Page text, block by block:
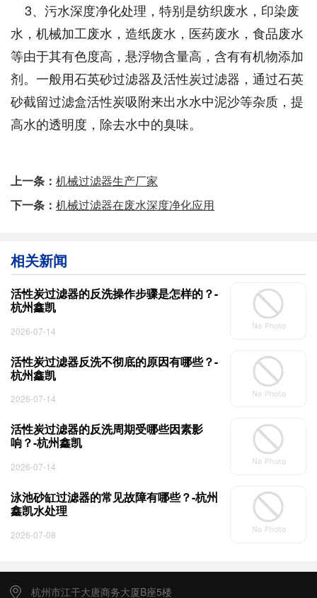
3、污水深度净化处理，特别是纺织废水，印染废
水，机械加工废水，造纸废水，医药废水，食品废水
等由于其有色度高，悬浮物含量高，含有有机物添加
剂。一般用石英砂过滤器及活性炭过滤器，通过石英
砂截留过滤盒活性炭吸附来出水水中泥沙等杂质，提
高水的透明度，除去水中的臭味。
上一条： 机械过滤器生产厂家
下一条： 机械过滤器在废水深度净化应用
相关新闻
活性炭过滤器的反洗操作步骤是怎样的？-
杭州鑫凯
2026-07-14
活性炭过滤器反洗不彻底的原因有哪些？-
杭州鑫凯
2026-07-14
活性炭过滤器的反洗周期受哪些因素影
响？-杭州鑫凯
2026-07-14
泳池砂缸过滤器的常见故障有哪些？-杭州
鑫凯水处理
2026-07-08
杭州市江干大唐商务大厦B座5楼